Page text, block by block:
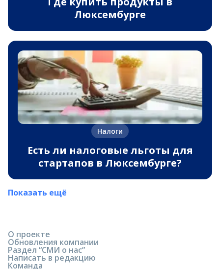
Люксембурге
Налоги
Есть ли налоговые льготы для
стартапов в Люксембурге?
Показать ещё
О проекте
Обновления компании
Раздел “СМИ о нас”
Написать в редакцию
Команда